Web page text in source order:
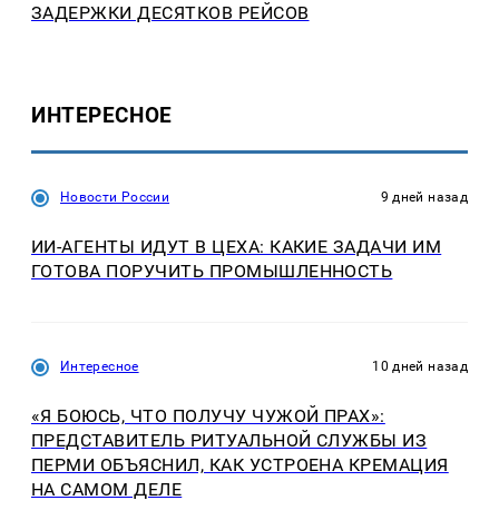
ЗАДЕРЖКИ ДЕСЯТКОВ РЕЙСОВ
ИНТЕРЕСНОЕ
Новости России 9 дней назад
ИИ-АГЕНТЫ ИДУТ В ЦЕХА: КАКИЕ ЗАДАЧИ ИМ
ГОТОВА ПОРУЧИТЬ ПРОМЫШЛЕННОСТЬ
Интересное 10 дней назад
«Я БОЮСЬ, ЧТО ПОЛУЧУ ЧУЖОЙ ПРАХ»:
ПРЕДСТАВИТЕЛЬ РИТУАЛЬНОЙ СЛУЖБЫ ИЗ
ПЕРМИ ОБЪЯСНИЛ, КАК УСТРОЕНА КРЕМАЦИЯ
НА САМОМ ДЕЛЕ